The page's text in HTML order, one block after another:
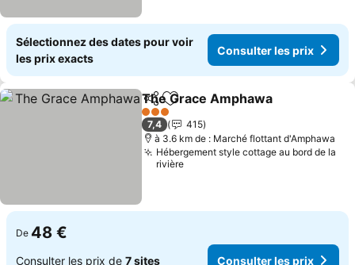
Sélectionnez des dates pour voir
les prix exacts
Consulter les prix
PartagerAjouter à mes favoris
The Grace Amphawa
3 Étoiles
7,4
415
à 3.6 km de : Marché flottant d'Amphawa
Hébergement style cottage au bord de la
rivière
De 48 €
Consulter les prix de 7 sites Consulter les prix